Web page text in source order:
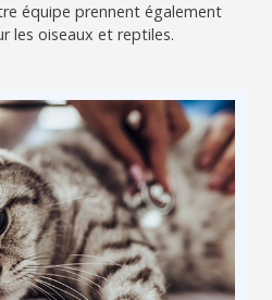
équipe prennent également
les oiseaux et reptiles.